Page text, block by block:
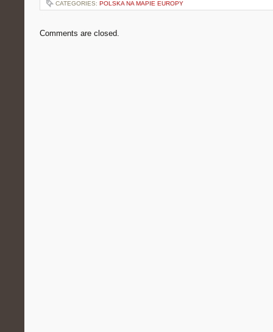
CATEGORIES: POLSKA NA MAPIE EUROPY
Comments are closed.